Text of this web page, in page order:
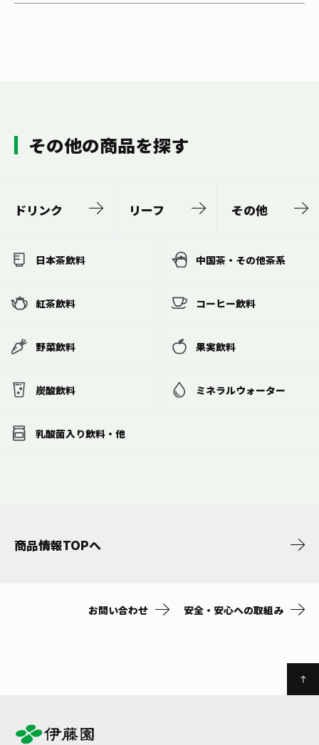
その他の商品を探す
ドリンク リーフ その他
日本茶飲料 中国茶・その他茶系
紅茶飲料 コーヒー飲料
野菜飲料 果実飲料
炭酸飲料 ミネラルウォーター
乳酸菌入り飲料・他
商品情報TOPへ
お問い合わせ 安全・安心への取組み